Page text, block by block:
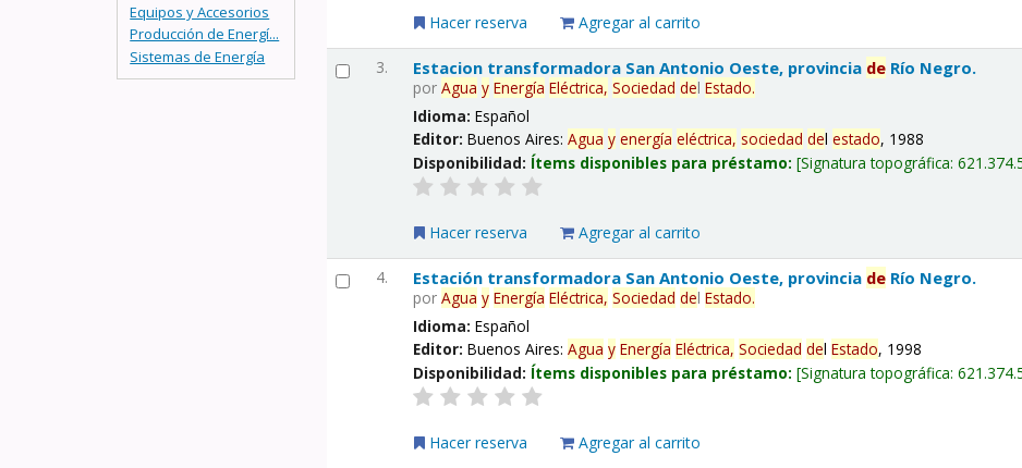
Equipos y Accesorios
Producción de Energí...
Sistemas de Energía
Hacer reserva Agregar al carrito
3. Estacion transformadora San Antonio Oeste, provincia de Río Negro.
porAgua y Energía Eléctrica, Sociedad delEstado.
Idioma:Español
Editor:Buenos Aires:Agua y energía eléctrica, sociedad delestado, 1988
Disponibilidad: Ítems disponibles para préstamo: Signatura topográfica:
Hacer reserva Agregar al carrito
4. Estación transformadora San Antonio Oeste, provincia de Río Negro.
porAgua y Energía Eléctrica, Sociedad delEstado.
Idioma:Español
Editor:Buenos Aires:Agua y Energía Eléctrica, Sociedad delEstado, 1998
Disponibilidad: Ítems disponibles para préstamo: Signatura topográfica:
Hacer reserva Agregar al carrito